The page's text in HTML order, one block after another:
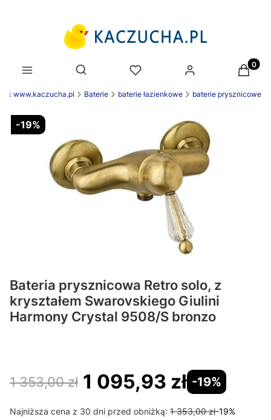
Otwórz wyszukiwarkę
www.kaczucha.pl Baterie baterie łazienkowe baterie prysznicowe
-19%
Bateria prysznicowa Retro solo, z
kryształem Swarovskiego Giulini
Harmony Crystal 9508/S bronzo
1 353,00 zł 1 095,93 zł -19%
Najniższa cena z 30 dni przed obniżką: 1 353,00 zł-19%